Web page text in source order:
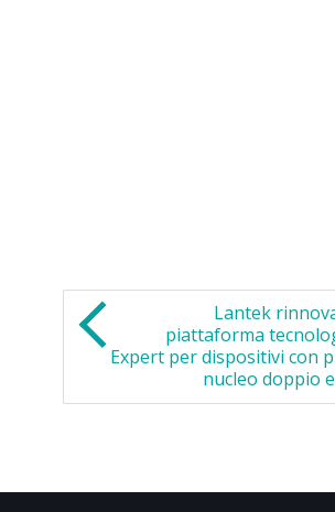
Lantek
piattaforma
Expert per dispositivi con
nucleo doppio